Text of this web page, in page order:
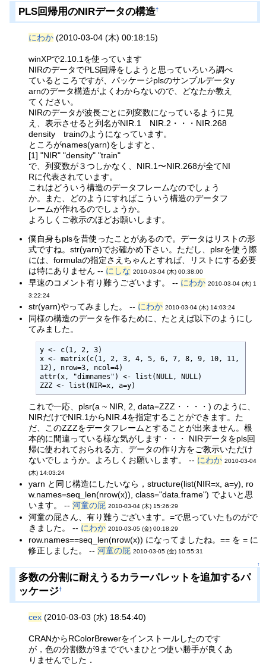
PLS回帰用のNIRデータの構造†
にわか (2010-03-04 (木) 00:18:15)
winXPで2.10.1を使っています
NIRのデータでPLS回帰をしようと思っていろいろ調べ
ているところですが、パッケージplsのサンプルデータy
arnのデータ構造がよくわからないので、どなたか教え
てください。
NIRのデータが波長ごとに列変数になっているように見
え、表示させると列名がNIR.1 NIR.2・・・NIR.268
density trainのようになっています。
ところがnames(yarn)をしますと、
[1] "NIR" "density" "train"
で、列変数が３つしかなく、NIR.1〜NIR.268が全てNI
Rに代表されています。
これはどういう構造のデータフレームなのでしょう
か。また、どのようにすればこういう構造のデータフ
レームが作れるのでしょうか。
よろしくご教示のほどお願いします。
僕自身もplsを昔使ったことがあるので。データはリストの形
式ですね。str(yarn)でお確かめ下さい。ただし、plsrを使う際
には、formulaの指定さえちゃんとすれば、リストにする必要
は特にありません -- にしな 2010-03-04 (木) 00:38:00
早速のコメント有り難うございます。 -- にわか 2010-03-04 (木) 1
3:22:24
str(yarn)やってみました。 -- にわか 2010-03-04 (木) 14:03:24
同様の構造のデータを作るために、たとえば以下のようにし
てみました。
y <- c(1, 2, 3)
x <- matrix(c(1, 2, 3, 4, 5, 6, 7, 8, 9, 10, 11,
12), nrow=3, ncol=4)
attr(x, "dimnames") <- list(NULL, NULL)
ZZZ <- list(NIR=x, a=y)
これで一応、plsr(a ~ NIR, 2, data=ZZZ・・・・) のように、
NIRだけでNIR.1からNIR.4を指定することができます。た
だ、このZZZをデータフレームとすることが出来ません。根
本的に間違っている様な気がします・・・ NIRデータをpls回
帰に使われておられる方、データの作り方をご教示いただけ
ないでしょうか。よろしくお願いします。 -- にわか 2010-03-04
(木) 14:03:24
yarn と同じ構造にしたいなら，structure(list(NIR=x, a=y), ro
w.names=seq_len(nrow(x)), class="data.frame") でよいと思
います。 --河童の屁 2010-03-04 (木) 15:26:29
河童の屁さん、有り難うございます。=で思っていたものがで
きました。 -- にわか 2010-03-05 (金) 00:18:29
row.names==seq_len(nrow(x)) になってましたね。== を = に
修正しました。 --河童の屁 2010-03-05 (金) 10:55:31
↑
多数の分割に耐えうるカラーパレットを追加するパ
ッケージ†
cex (2010-03-03 (水) 18:54:40)
CRANからRColorBrewerをインストールしたのです
が，色の分割数が9まででいまひとつ使い勝手が良くあ
りませんでした．